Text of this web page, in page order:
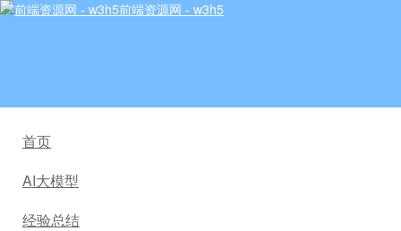
前端资源网 - w3h5
首页
AI大模型
经验总结